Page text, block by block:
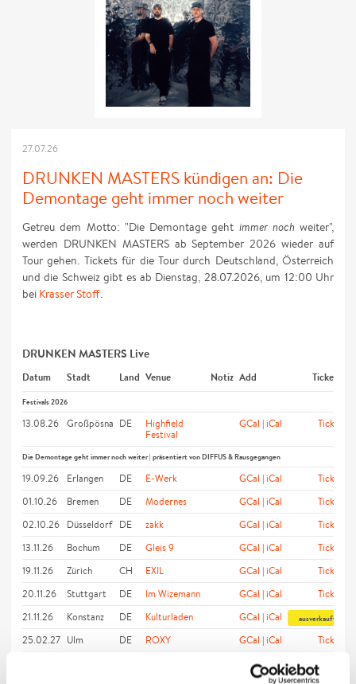
27.07.26
DRUNKEN MASTERS kündigen an: Die
Demontage geht immer noch weiter
Getreu dem Motto: "Die Demontage geht immer noch weiter",
werden DRUNKEN MASTERS ab September 2026 wieder auf
Tour gehen. Tickets für die Tour durch Deutschland, Österreich
und die Schweiz gibt es ab Dienstag, 28.07.2026, um 12:00 Uhr
bei Krasser Stoff.
DRUNKEN MASTERS Live
Datum Stadt Land Venue Notiz Add Tickets
Festivals 2026
13.08.26 Großpösna DE
Highfield
Festival
GCal |iCal Tickets
Die Demontage geht immer noch weiter | präsentiert von DIFFUS & Rausgegangen
19.09.26 Erlangen DE E-Werk GCal |iCal
Tickets
01.10.26
Bremen DE Modernes GCal |iCal
Tickets
02.10.26 Düsseldorf DE zakk GCal |iCal
Tickets
13.11.26
Bochum DE Gleis 9 GCal |iCal
Tickets
19.11.26
Zürich CH EXIL GCal |iCal
Tickets
20.11.26
Stuttgart DE Im Wizemann GCal |iCal
Tickets
21.11.26
Konstanz DE Kulturladen GCal |iCal ausverkauft
25.02.27 Ulm DE ROXY GCal |iCal
Tickets
GCal iCal